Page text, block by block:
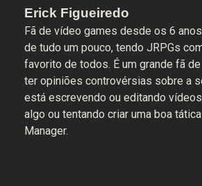
Erick Figueiredo
Fã de vídeo games desde os 6
de tudo um pouco, tendo JRPGs
favorito de todos. É um grande fã
ter opiniões controvérsias sobre a
está escrevendo ou editando
algo ou tentando criar uma boa
Manager.